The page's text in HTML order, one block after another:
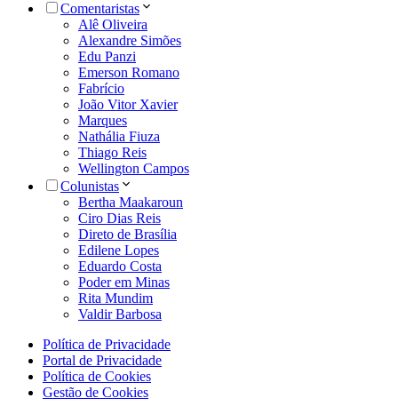
Comentaristas
Alê Oliveira
Alexandre Simões
Edu Panzi
Emerson Romano
Fabrício
João Vitor Xavier
Marques
Nathália Fiuza
Thiago Reis
Wellington Campos
Colunistas
Bertha Maakaroun
Ciro Dias Reis
Direto de Brasília
Edilene Lopes
Eduardo Costa
Poder em Minas
Rita Mundim
Valdir Barbosa
Política de Privacidade
Portal de Privacidade
Política de Cookies
Gestão de Cookies